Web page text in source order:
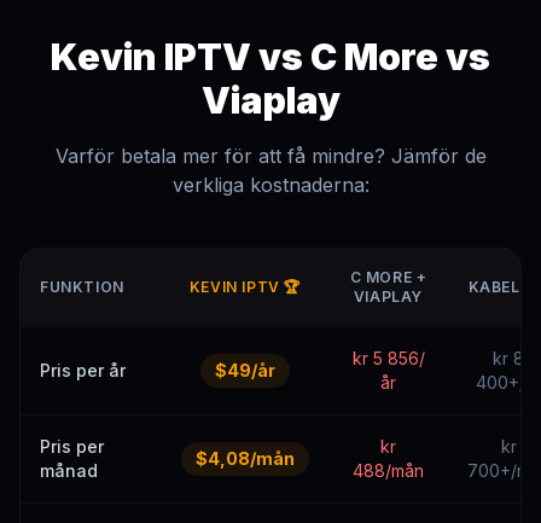
Kevin IPTV vs C More vs
Viaplay
Varför betala mer för att få mindre? Jämför de
verkliga kostnaderna:
FUNKTION KEVIN IPTV 🏆
C MORE +
VIAPLAY
KABEL-
Pris per år $49/år
kr 5 856/
år
kr 8
400+/år
Pris per
månad
$4,08/mån
kr
488/mån
kr
700+/